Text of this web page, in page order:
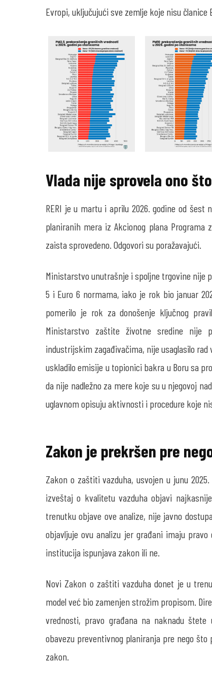
Evropi, uključujući sve zemlje koje nisu članice
Vlada nije sprovela ono
RERI je u martu i aprilu 2026. godine od
planiranih mera iz Akcionog plana Programa
zaista sprovedeno. Odgovori su poražavajući.
Ministarstvo unutrašnje i spoljne trgovine nije
5 i Euro 6 normama, iako je rok bio januar
pomerilo je rok za donošenje ključnog
Ministarstvo zaštite životne sredine nije
industrijskim zagađivačima, nije usaglasilo
uskladilo emisije u topionici bakra u Boru sa
da nije nadležno za mere koje su u njegovoj
uglavnom opisuju aktivnosti i procedure koje
Zakon je prekršen pre
Zakon o zaštiti vazduha, usvojen u junu
izveštaj o kvalitetu vazduha objavi
trenutku objave ove analize, nije javno
objavljuje ovu analizu jer građani imaju
institucija ispunjava zakon ili ne.
Novi Zakon o zaštiti vazduha donet je u
model već bio zamenjen strožim propisom.
vrednosti, pravo građana na naknadu
obavezu preventivnog planiranja pre nego
zakon.